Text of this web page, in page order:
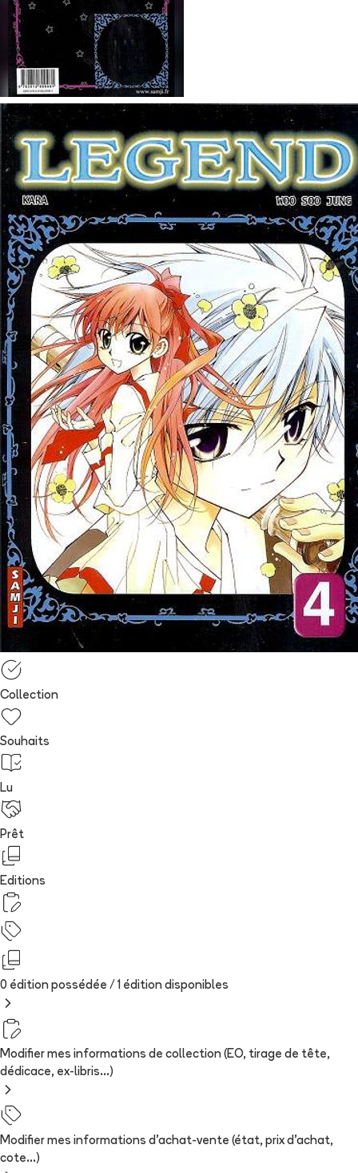
Collection
Souhaits
Lu
Prêt
Editions
0 édition possédée / 1 édition disponibles
Modifier mes informations de collection (EO, tirage de tête,
dédicace, ex-libris...)
Modifier mes informations d'achat-vente (état, prix d'achat,
cote...)